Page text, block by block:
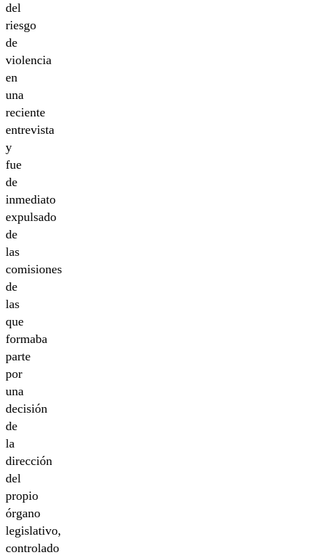
del
riesgo
de
violencia
en
una
reciente
entrevista
y
fue
de
inmediato
expulsado
de
las
comisiones
de
las
que
formaba
parte
por
una
decisión
de
la
dirección
del
propio
órgano
legislativo,
controlado